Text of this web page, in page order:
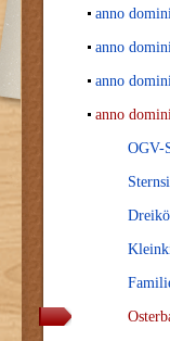
anno
anno
anno
anno
OGV-